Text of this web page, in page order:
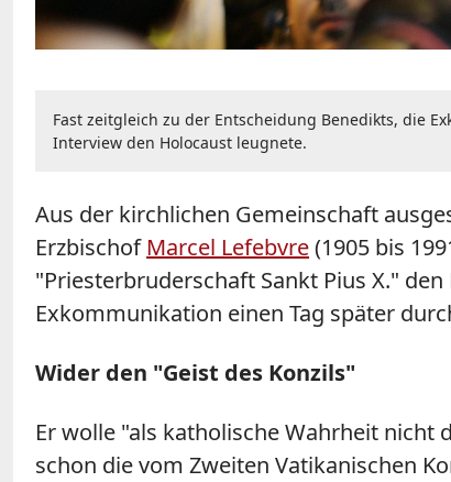
Fast zeitgleich zu der Entscheidung Benedikts, die
Interview den Holocaust leugnete.
Aus der kirchlichen Gemeinschaft
Erzbischof Marcel Lefebvre(1905 bis
"Priesterbruderschaft Sankt Pius X."
Exkommunikation einen Tag später
Wider den "Geist des Konzils"
Er wolle "als katholische Wahrheit nicht
schon die vom Zweiten Vatikanischen